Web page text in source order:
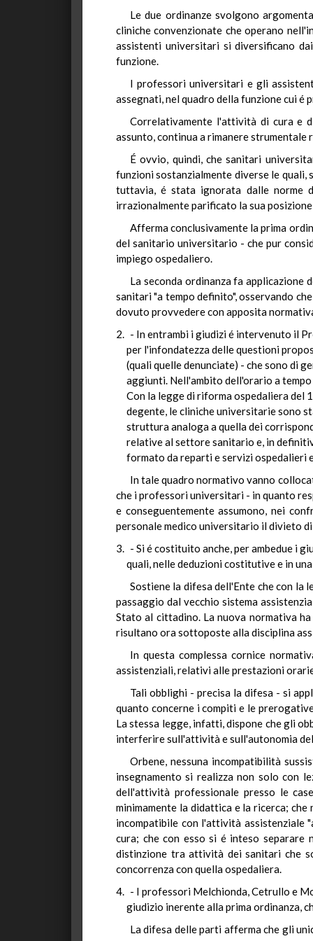
Le due ordinanze svolgono
cliniche convenzionate che operano
assistenti universitari si diversificano
funzione.
I professori universitari e gli
assegnati, nel quadro della funzione cui
Correlativamente l'attività di cura e
assunto, continua a rimanere
É ovvio, quindi, che sanitari
funzioni sostanzialmente diverse le quali,
tuttavia, é stata ignorata dalle norme
irrazionalmente parificato la sua
Afferma conclusivamente la prima
del sanitario universitario - che pur
impiego ospedaliero.
La seconda ordinanza fa
sanitari "a tempo definito", osservando
dovuto provvedere con apposita
- In entrambi i giudizi é intervenuto il
per l'infondatezza delle questioni
(quali quelle denunciate) - che sono di
aggiunti. Nell'ambito dell'orario a
Con la legge di riforma ospedaliera del
degente, le cliniche universitarie sono
struttura analoga a quella dei
relative al settore sanitario e, in
formato da reparti e servizi ospedalieri
In tale quadro normativo vanno
che i professori universitari - in quanto
e conseguentemente assumono, nei
personale medico universitario il divieto
- Si é costituito anche, per ambedue i
quali, nelle deduzioni costitutive e in
Sostiene la difesa dell'Ente che con la
passaggio dal vecchio sistema
Stato al cittadino. La nuova normativa
risultano ora sottoposte alla disciplina
In questa complessa cornice
assistenziali, relativi alle prestazioni
Tali obblighi - precisa la difesa - si
quanto concerne i compiti e le
La stessa legge, infatti, dispone che gli
interferire sull'attività e sull'autonomia
Orbene, nessuna incompatibilità
insegnamento si realizza non solo con
dell'attività professionale presso le
minimamente la didattica e la ricerca;
incompatibile con l'attività assistenziale
cura; che con esso si é inteso
distinzione tra attività dei sanitari che
concorrenza con quella ospedaliera.
- I professori Melchionda, Cetrullo e
giudizio inerente alla prima ordinanza,
La difesa delle parti afferma che gli